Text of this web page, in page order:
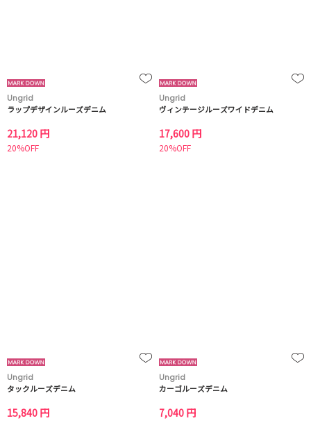
Ungrid
ラップデザインルーズデニム
21,120 円
20%OFF
Ungrid
ヴィンテージルーズワイドデニム
17,600 円
20%OFF
Ungrid
タックルーズデニム
15,840 円
Ungrid
カーゴルーズデニム
7,040 円